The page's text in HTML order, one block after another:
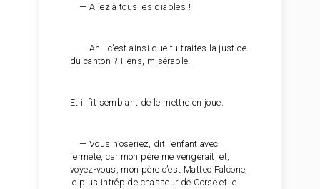
— Allez à tous les diables !
— Ah ! c’est ainsi que tu traites la justice
du canton ? Tiens, misérable.
Et il fit semblant de le mettre en joue.
— Vous n’oseriez, dit l’enfant avec
fermeté, car mon père me vengerait, et,
voyez-vous, mon père c’est Matteo Falcone,
le plus intrépide chasseur de Corse et le